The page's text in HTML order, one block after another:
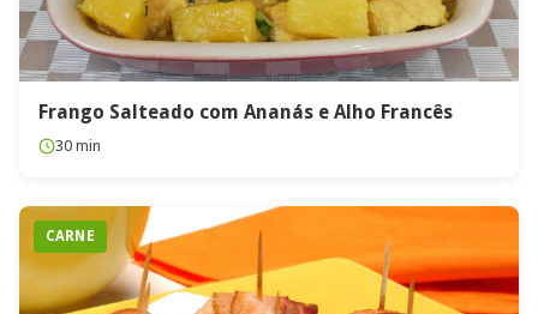
Frango Salteado com Ananás e Alho Francês
30 min
CARNE